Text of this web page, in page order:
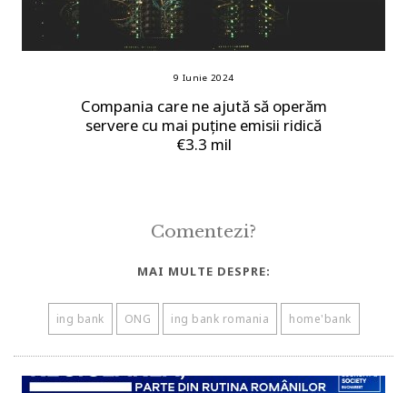
9 Iunie 2024
Compania care ne ajută să operăm
servere cu mai puține emisii ridică
€3.3 mil
Comentezi?
MAI MULTE DESPRE:
ing bank ONG ing bank romania home'bank